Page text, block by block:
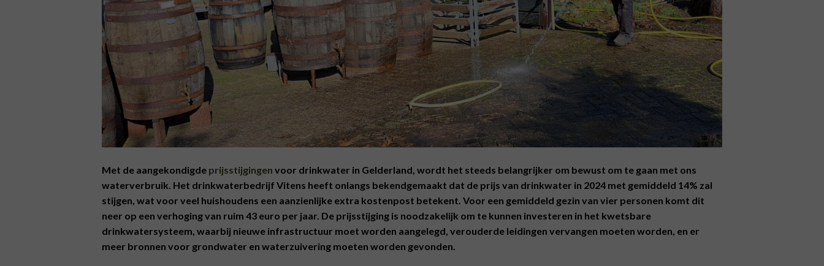
Met de aangekondigde prijsstijgingen voor drinkwater in Gelderland, wordt het steeds belangrijker om bewust om te gaan met ons
waterverbruik. Het drinkwaterbedrijf Vitens heeft onlangs bekendgemaakt dat de prijs van drinkwater in 2024 met gemiddeld 14% zal
stijgen, wat voor veel huishoudens een aanzienlijke extra kostenpost betekent. Voor een gemiddeld gezin van vier personen komt dit
neer op een verhoging van ruim 43 euro per jaar. De prijsstijging is noodzakelijk om te kunnen investeren in het kwetsbare
drinkwatersysteem, waarbij nieuwe infrastructuur moet worden aangelegd, verouderde leidingen vervangen moeten worden, en er
meer bronnen voor grondwater en waterzuivering moeten worden gevonden.